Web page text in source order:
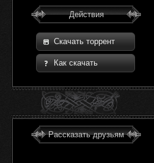
Действия
Скачать торрент
Как скачать
Рассказать друзьям